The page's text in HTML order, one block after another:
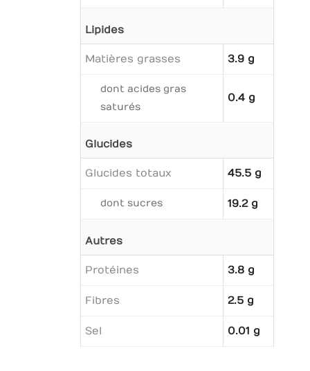
Lipides
Matières grasses 3.9 g
dont acides gras
saturés
0.4 g
Glucides
Glucides totaux 45.5 g
dont sucres 19.2 g
Autres
Protéines 3.8 g
Fibres 2.5 g
Sel 0.01 g